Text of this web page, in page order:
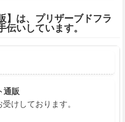
】は、プリザーブドフラ
伝いしています。
通販
けしております。